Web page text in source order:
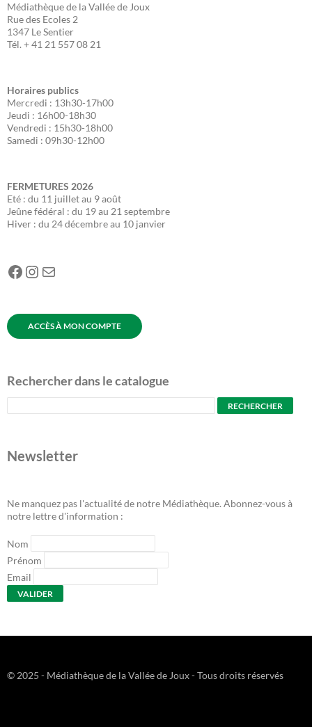
Médiathèque de la Vallée de Joux
Rue des Ecoles 2
1347 Le Sentier
Tél. + 41 21 557 08 21
Horaires publics
Mercredi : 13h30-17h00
Jeudi : 16h00-18h30
Vendredi : 15h30-18h00
Samedi : 09h30-12h00
FERMETURES 2026
Eté : du 11 juillet au 9 août
Jeûne fédéral : du 19 au 21 septembre
Hiver : du 24 décembre au 10 janvier
Facebook
Instagram
E-mail
ACCÈS À MON COMPTE
Rechercher dans le catalogue
Newsletter
Ne manquez pas l'actualité de notre Médiathèque. Abonnez-vous à
notre lettre d'information :
Nom
Prénom
Email
© 2025 - Médiathèque de la Vallée de Joux - Tous droits réservés